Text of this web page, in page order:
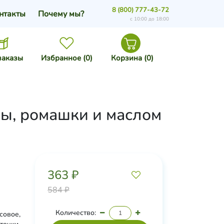
Избранное (0) Корзина (0)
Почему мы? 8 (800) 777-43-72
с 10:00 до 18:00
ромашки и маслом
363 ₽
584 ₽
Количество: